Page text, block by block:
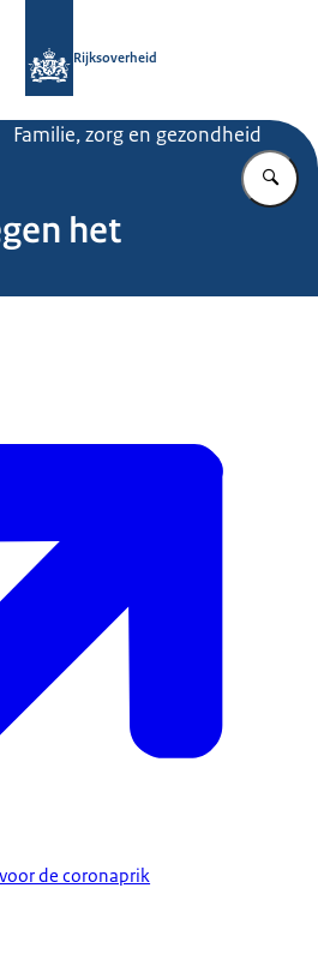
Rijksoverheid
Familie, zorg en gezondheid
het
de coronaprik